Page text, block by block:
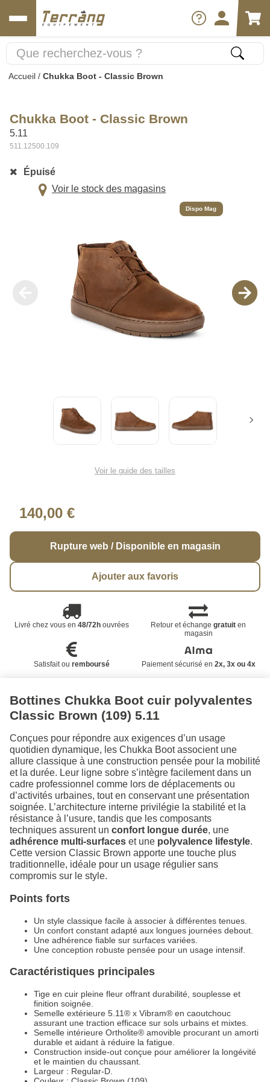
Accueil / Chukka Boot - Classic Brown
Chukka Boot - Classic Brown
5.11
511.12500.109
Épuisé
Voir le stock des magasins
Dispo Mag
Voir le guide des tailles
140,00 €
Rupture web / Disponible en magasin
Ajouter aux favoris
Livré chez vous en 48/72houvrées Retour et échangegratuit en
magasin
Satisfait ou remboursé Paiement sécurisé en 2x, 3x ou 4x
Bottines Chukka Boot cuir polyvalentes
Classic Brown (109) 5.11
Conçues pour répondre aux exigences d’un usage
quotidien dynamique, les Chukka Boot associent une
allure classique à une construction pensée pour la mobilité
et la durée. Leur ligne sobre s’intègre facilement dans un
cadre professionnel comme lors de déplacements ou
d’activités urbaines, tout en conservant une présentation
soignée. L’architecture interne privilégie la stabilité et la
résistance à l’usure, tandis que les composants
techniques assurent un confort longue durée, une
adhérence multi-surfaces et une polyvalence lifestyle.
Cette version Classic Brown apporte une touche plus
traditionnelle, idéale pour un usage régulier sans
compromis sur le style.
Points forts
Un style classique facile à associer à différentes tenues.
Un confort constant adapté aux longues journées debout.
Une adhérence fiable sur surfaces variées.
Une conception robuste pensée pour un usage intensif.
Caractéristiques principales
Tige en cuir pleine fleur offrant durabilité, souplesse et
finition soignée.
Semelle extérieure 5.11® x Vibram® en caoutchouc
assurant une traction efficace sur sols urbains et mixtes.
Semelle intérieure Ortholite® amovible procurant un amorti
durable et aidant à réduire la fatigue.
Construction inside-out conçue pour améliorer la longévité
et le maintien du chaussant.
Largeur : Regular-D.